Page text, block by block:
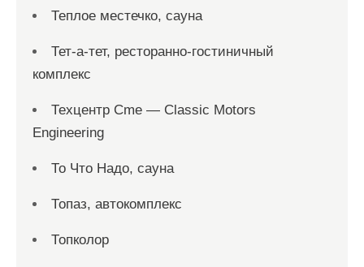
Теплое местечко, сауна
Тет-а-тет, ресторанно-гостиничный
комплекс
Техцентр Cme — Classic Motors
Engineering
То Что Надо, сауна
Топаз, автокомплекс
Топколор